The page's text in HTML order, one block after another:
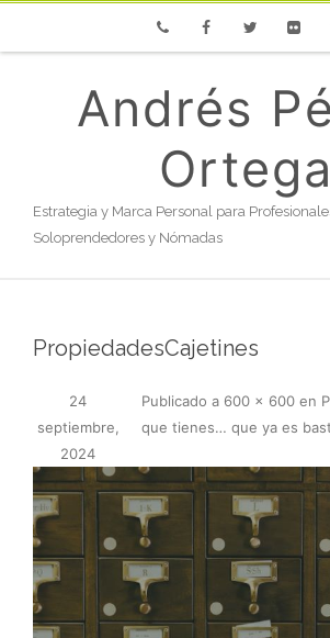
Andrés
Ortega
Estrategia y Marca Personal para
Soloprendedores y Nómadas
PropiedadesCajetines
Publicado
24
septiembre,
2024
a 600 × 600 en
que tienes… que ya es